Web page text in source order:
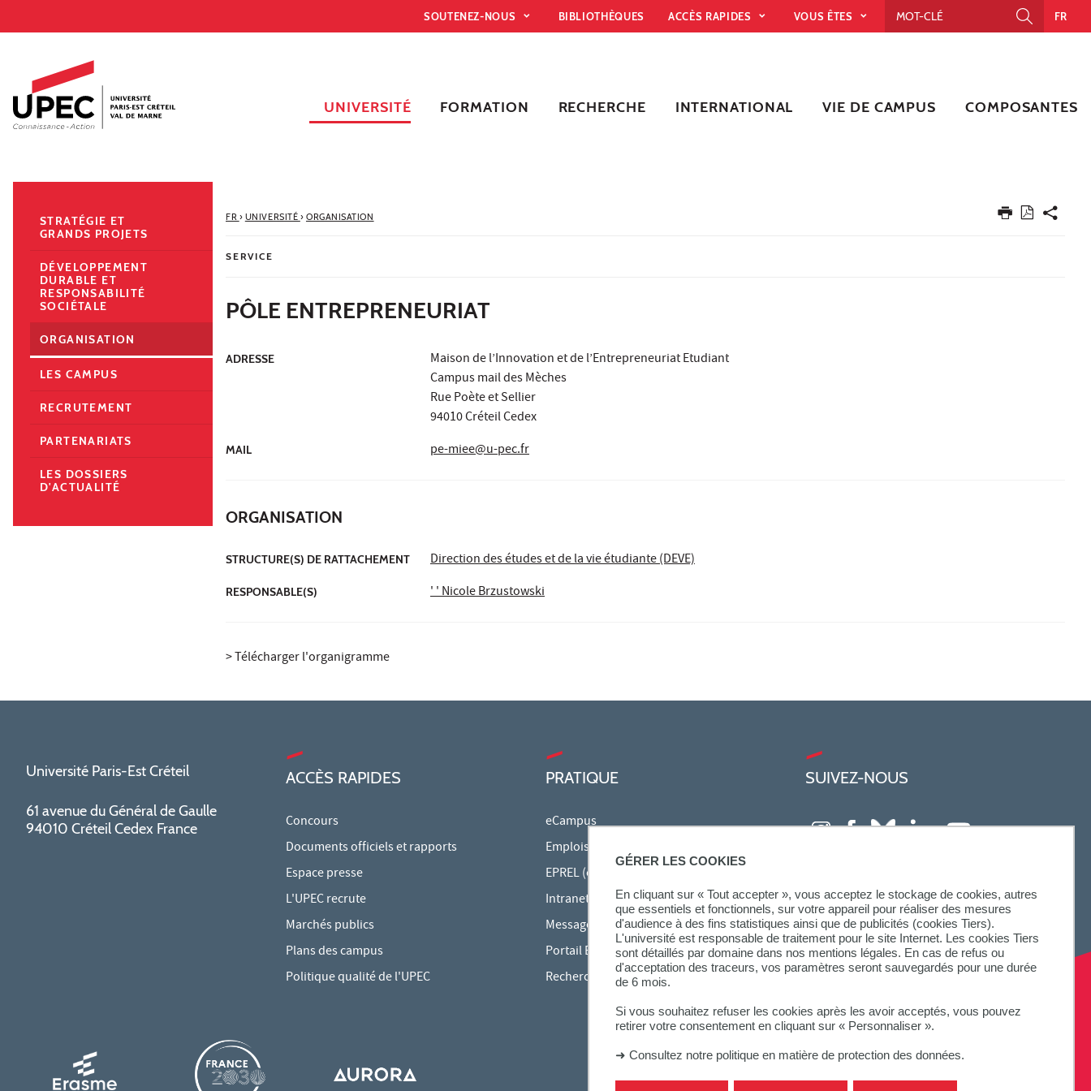
GÉRER LES COOKIES
En cliquant sur « Tout accepter », vous acceptez le stockage de cookies, autres
que essentiels et fonctionnels, sur votre appareil pour réaliser des mesures
d'audience à des fins statistiques ainsi que de publicités (cookies Tiers).
L'université est responsable de traitement pour le site Internet. Les cookies Tiers
sont détaillés par domaine dans nos mentions légales. En cas de refus ou
d'acceptation des traceurs, vos paramètres seront sauvegardés pour une durée
de 6 mois.
Si vous souhaitez refuser les cookies après les avoir acceptés, vous pouvez
retirer votre consentement en cliquant sur « Personnaliser ».
➜ Consultez notre politique en matière de protection des données.
Accès directs
Recherche
Navigation secondaire
SOUTENEZ-NOUS BIBLIOTHÈQUES ACCÈS RAPIDES VOUS ÊTES FR
UNIVERSITÉ FORMATION RECHERCHE INTERNATIONAL VIE DE CAMPUS COMPOSANTES
FR › UNIVERSITÉ › ORGANISATION
SERVICE
PÔLE ENTREPRENEURIAT
ADRESSE
Maison de l’Innovation et de l’Entrepreneuriat Etudiant
Campus mail des Mèches
Rue Poète et Sellier
94010 Créteil Cedex
MAIL pe-miee@u-pec.fr
ORGANISATION
STRUCTURE(S) DE RATTACHEMENT Direction des études et de la vie étudiante (DEVE)
RESPONSABLE(S) ' ' Nicole Brzustowski
> Télécharger l'organigramme
STRATÉGIE ET
GRANDS PROJETS
DÉVELOPPEMENT
DURABLE ET
RESPONSABILITÉ
SOCIÉTALE
ORGANISATION
LES CAMPUS
RECRUTEMENT
PARTENARIATS
LES DOSSIERS
D'ACTUALITÉ
Université Paris-Est Créteil
61 avenue du Général de Gaulle
94010 Créteil Cedex France
ACCÈS RAPIDES
Concours
Documents officiels et rapports
Espace presse
L'UPEC recrute
Marchés publics
Plans des campus
Politique qualité de l'UPEC
PRATIQUE
eCampus
Emplois du temps en ligne
EPREL (cours en ligne)
Intranet des personnels
Messagerie étudiante
Portail Bu Athéna
Rechercher une formation
SUIVEZ-NOUS